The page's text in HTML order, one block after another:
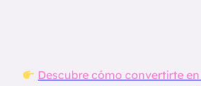
Descubre cómo convertirte